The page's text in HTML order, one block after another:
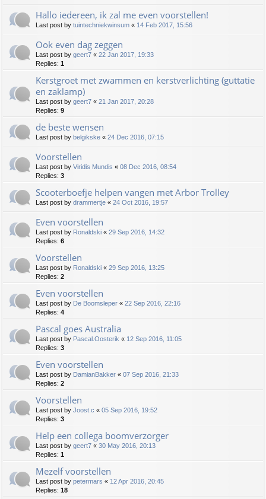
Hallo iedereen, ik zal me even voorstellen!
Last post by tuintechniekwinsum « 14 Feb 2017, 15:56
Ook even dag zeggen
Last post by geert7 « 22 Jan 2017, 19:33
Replies: 1
Kerstgroet met zwammen en kerstverlichting (guttatie
en zaklamp)
Last post by geert7 « 21 Jan 2017, 20:28
Replies: 9
de beste wensen
Last post by belgikske « 24 Dec 2016, 07:15
Voorstellen
Last post by Viridis Mundis « 08 Dec 2016, 08:54
Replies: 3
Scooterboefje helpen vangen met Arbor Trolley
Last post by drammertje « 24 Oct 2016, 19:57
Even voorstellen
Last post by Ronaldski « 29 Sep 2016, 14:32
Replies: 6
Voorstellen
Last post by Ronaldski « 29 Sep 2016, 13:25
Replies: 2
Even voorstellen
Last post by De Boomsleper « 22 Sep 2016, 22:16
Replies: 4
Pascal goes Australia
Last post by Pascal.Oosterik « 12 Sep 2016, 11:05
Replies: 3
Even voorstellen
Last post by DamianBakker « 07 Sep 2016, 21:33
Replies: 2
Voorstellen
Last post by Joost.c « 05 Sep 2016, 19:52
Replies: 3
Help een collega boomverzorger
Last post by geert7 « 30 May 2016, 20:13
Replies: 1
Mezelf voorstellen
Last post by petermars « 12 Apr 2016, 20:45
Replies: 18